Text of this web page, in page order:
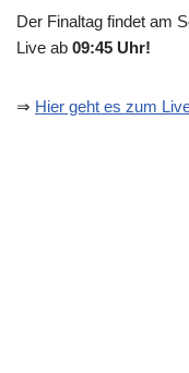
Der Finaltag findet am
Live ab 09:45 Uhr!
⇒ Hier geht es zum